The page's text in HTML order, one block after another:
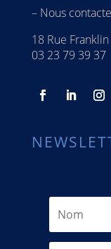
– Nous
18 Rue
03 23 79 39 37